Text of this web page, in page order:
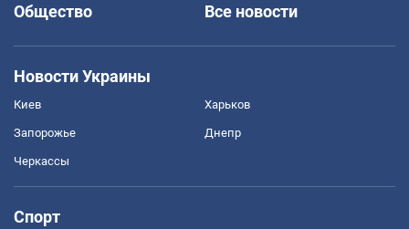
Общество
Все новости
Новости Украины
Киев Харьков
Запорожье Днепр
Черкассы
Спорт